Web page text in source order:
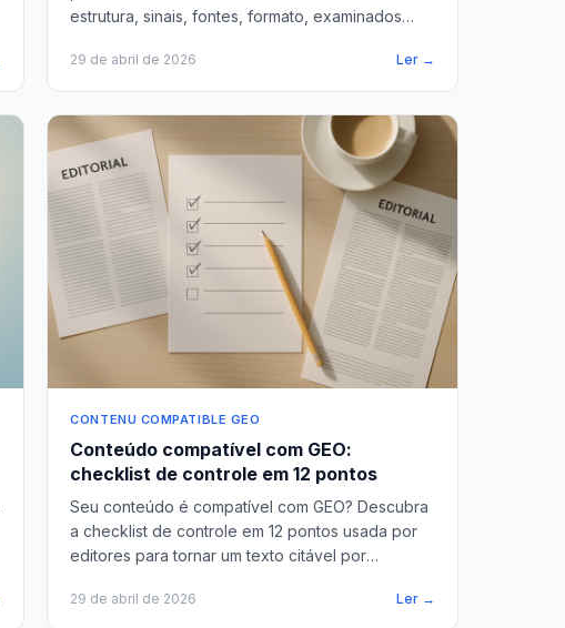
estrutura, sinais, fontes, formato, examinados
29 de abril de 2026 Ler →
CONTENU COMPATIBLE GEO
Conteúdo compatível com GEO:
checklist de controle em 12 pontos
Seu conteúdo é compatível com GEO? Descubra
a checklist de controle em 12 pontos usada por
editores para tornar um texto citável por
29 de abril de 2026 Ler →